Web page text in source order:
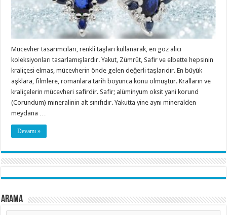
Mücevher tasarımcıları, renkli taşları kullanarak, en göz alıcı
koleksiyonları tasarlamışlardır. Yakut, Zümrüt, Safir ve elbette hepsinin
kraliçesi elmas, mücevherin önde gelen değerli taşlarıdır. En büyük
aşklara, filmlere, romanlara tarih boyunca konu olmuştur. Kralların ve
kraliçelerin mücevheri safirdir. Safir; alüminyum oksit yani korund
(Corundum) mineralinin alt sınıfıdır. Yakutta yine aynı mineralden
meydana …
Devamı »
Arama